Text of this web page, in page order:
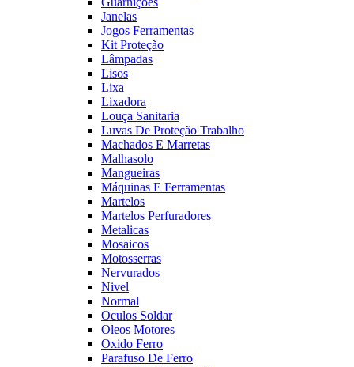
Janelas
Jogos Ferramentas
Kit Proteção
Lâmpadas
Lisos
Lixa
Lixadora
Louça Sanitaria
Luvas De Proteção Trabalho
Machados E Marretas
Malhasolo
Mangueiras
Máquinas E Ferramentas
Martelos
Martelos Perfuradores
Metalicas
Mosaicos
Motosserras
Nervurados
Nivel
Normal
Oculos Soldar
Oleos Motores
Oxido Ferro
Parafuso De Ferro